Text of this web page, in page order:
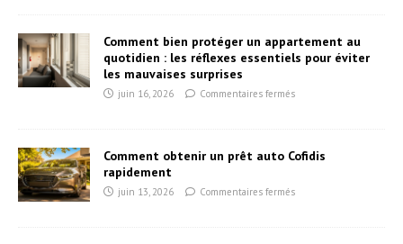
Comment bien protéger un appartement au
quotidien : les réflexes essentiels pour éviter
les mauvaises surprises
juin 16, 2026 Commentaires fermés
Comment obtenir un prêt auto Cofidis
rapidement
juin 13, 2026 Commentaires fermés